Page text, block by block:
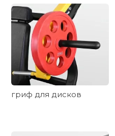
гриф для дисков